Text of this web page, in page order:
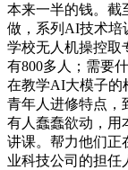
本来一半的钱。截
做，系列AI技术培
学校无人机操控取
有800多人；需要
在教学AI大模子的
青年人进修特点，
有人蠢蠢欲动，用
讲课。帮力他们正
业科技公司的担任